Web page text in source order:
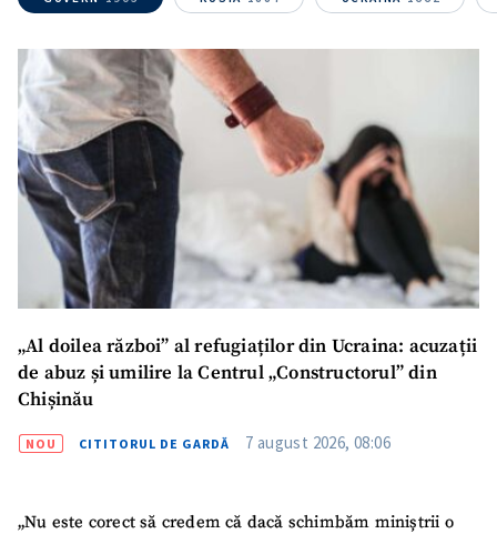
„Al doilea război” al refugiaților din Ucraina: acuzații
de abuz și umilire la Centrul „Constructorul” din
Chișinău
NOU CITITORUL DE GARDĂ 7 august 2026, 08:06
„Nu este corect să credem că dacă schimbăm miniștrii o
Fotografie
+ Încarcă imagine
Link media+ Link media
Mesajul știrei
+ Mesajul știrei
CONTACT SURSĂ
Sursă anonimă
Telefon
+ Telefon personal